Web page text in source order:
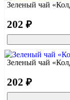
Зеленый чай
202 ₽
Зеленый чай
202 ₽